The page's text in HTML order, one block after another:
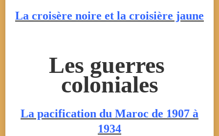
La croisère noire et la croisière jaune
Les guerres
coloniales
La pacification du Maroc de 1907 à
1934